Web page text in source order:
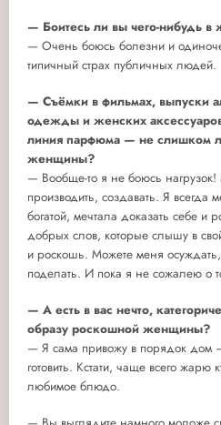
— Боитесь ли вы чего-нибудь в
— Очень боюсь болезни и
типичный страх публичных людей.
— Съёмки в фильмах, выпуски
одежды и женских
линия парфюма — не слишком
женщины?
— Вообще-то я не боюсь нагрузок!
производить, создавать. Я всегда
богатой, мечтала доказать себе и
добрых слов, которые слышу в
и роскошь. Можете меня
поделать. И пока я не сожалею о
— А есть в вас нечто,
образу роскошной женщины?
— Я сама привожу в порядок дом
готовить. Кстати, чаще всего
любимое блюдо.